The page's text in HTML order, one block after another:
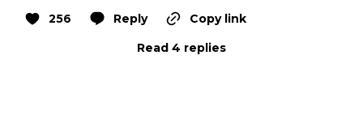
256 Reply
Copy link
Read 4 replies